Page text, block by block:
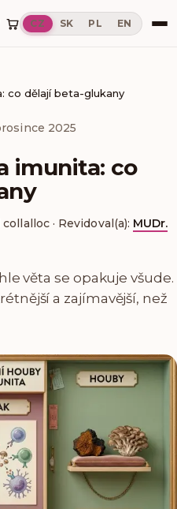
CZ SK PL EN
co dělají beta-glukany
2025
imunita: co
collalloc· Revidoval(a): MUDr.
věta se opakuje všude.
a zajímavější, než